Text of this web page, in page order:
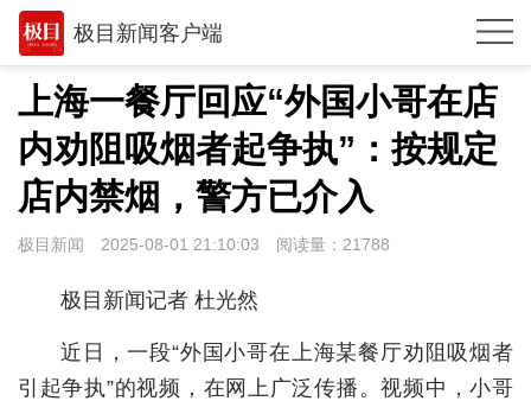
极目新闻客户端
推荐
观点
时政
湖北
环球
上海一餐厅回应“外国小哥在店
内劝阻吸烟者起争执”：按规定
店内禁烟，警方已介入
极目新闻 2025-08-01 21:10:03 阅读量： 21788
极目新闻记者 杜光然
近日，一段“外国小哥在上海某餐厅劝阻吸烟者
引起争执”的视频，在网上广泛传播。视频中，小哥